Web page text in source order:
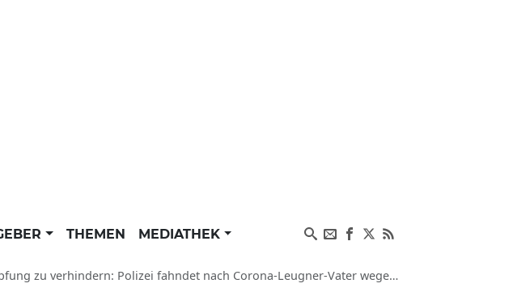
THEMEN MEDIATHEK
Polizei fahndet nach Corona-Leugner-Vater wegen Kindesentführung